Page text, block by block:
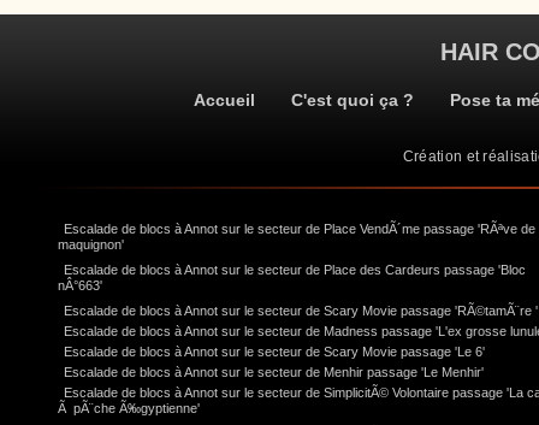
HAIR
Accueil C'est quoi ça ? Pose ta
Création et
Escalade de blocs à Annot sur le secteur de Place VendÃ´me passage 'RÃªve de
maquignon'
Escalade de blocs à Annot sur le secteur de Place des Cardeurs passage 'Bloc
nÂ°663'
Escalade de blocs à Annot sur le secteur de Scary Movie passage 'RÃ©tamÃ¨re '
Escalade de blocs à Annot sur le secteur de Madness passage 'L'ex grosse
Escalade de blocs à Annot sur le secteur de Scary Movie passage 'Le 6'
Escalade de blocs à Annot sur le secteur de Menhir passage 'Le Menhir'
Escalade de blocs à Annot sur le secteur de SimplicitÃ© Volontaire passage 'La
Ã pÃ¨che Ã‰gyptienne'